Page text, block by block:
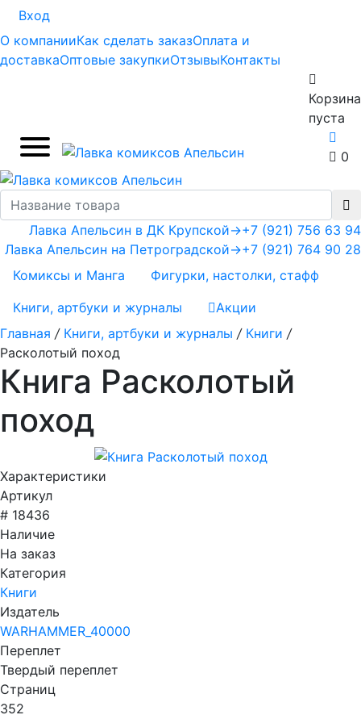
Вход
О компанииКак сделать заказОплата и
доставкаОптовые закупкиОтзывыКонтакты
Корзина
пуста
0
+7 (921) 756 63 94
+7 (921) 764 90 28
Лавка Апельсин в ДК Крупской→
Лавка Апельсин на Петроградской→
Комиксы и Манга
Фигурки, настолки, стафф
Книги, артбуки и журналы
Акции
Главная / Книги, артбуки и журналы / Книги /
Расколотый поход
Книга Расколотый
поход
Характеристики
Артикул
# 18436
Наличие
На заказ
Категория
Книги
Издатель
WARHAMMER_40000
Переплет
Твердый переплет
Страниц
352